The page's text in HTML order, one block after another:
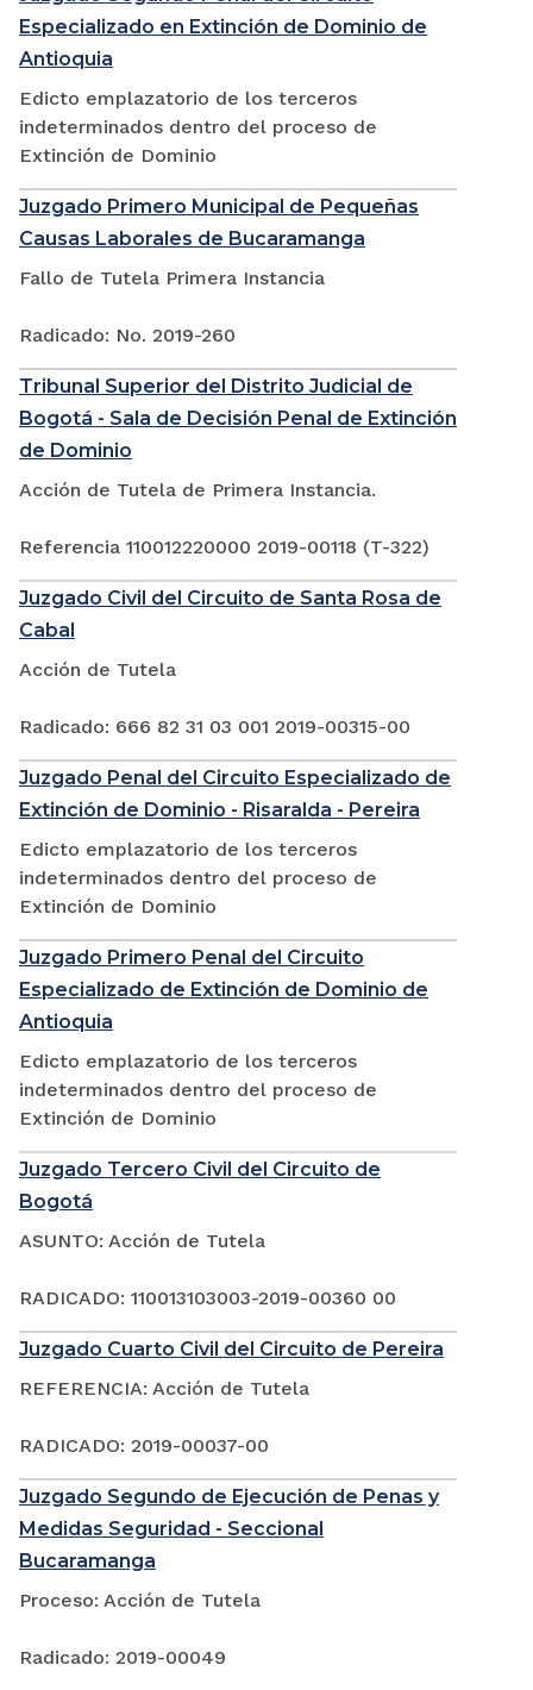
Especializado en Extinción de Dominio de
Antioquia
Edicto emplazatorio de los terceros
indeterminados dentro del proceso de
Extinción de Dominio
Juzgado Primero Municipal de Pequeñas
Causas Laborales de Bucaramanga
Fallo de Tutela Primera Instancia
Radicado: No. 2019-260
Tribunal Superior del Distrito Judicial de
Bogotá - Sala de Decisión Penal de Extinción
de Dominio
Acción de Tutela de Primera Instancia.
Referencia 110012220000 2019-00118 (T-322)
Juzgado Civil del Circuito de Santa Rosa de
Cabal
Acción de Tutela
Radicado: 666 82 31 03 001 2019-00315-00
Juzgado Penal del Circuito Especializado de
Extinción de Dominio - Risaralda - Pereira
Edicto emplazatorio de los terceros
indeterminados dentro del proceso de
Extinción de Dominio
Juzgado Primero Penal del Circuito
Especializado de Extinción de Dominio de
Antioquia
Edicto emplazatorio de los terceros
indeterminados dentro del proceso de
Extinción de Dominio
Juzgado Tercero Civil del Circuito de
Bogotá
ASUNTO: Acción de Tutela
RADICADO: 110013103003-2019-00360 00
Juzgado Cuarto Civil del Circuito de Pereira
REFERENCIA: Acción de Tutela
RADICADO: 2019-00037-00
Juzgado Segundo de Ejecución de Penas y
Medidas Seguridad - Seccional
Bucaramanga
Proceso: Acción de Tutela
Radicado: 2019-00049